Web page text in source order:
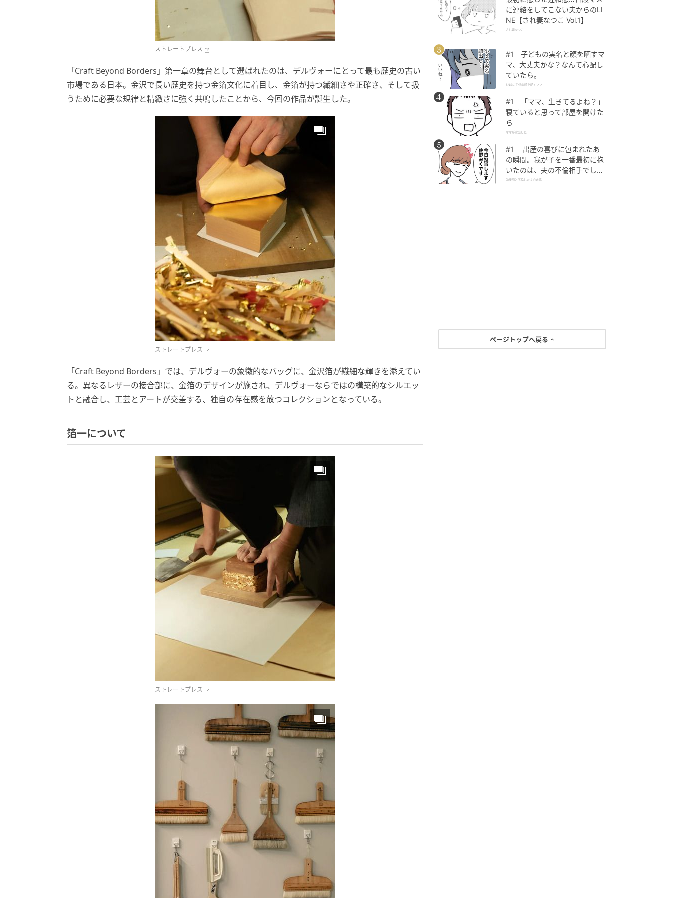
ストレートプレス
「Craft Beyond Borders」第一章の舞台として選ばれたのは、デルヴォーにとって最も歴史の古い
市場である日本。金沢で長い歴史を持つ金箔文化に着目し、金箔が持つ繊細さや正確さ、そして扱
うために必要な規律と精緻さに強く共鳴したことから、今回の作品が誕生した。
ストレートプレス
「Craft Beyond Borders」では、デルヴォーの象徴的なバッグに、金沢箔が繊細な輝きを添えてい
る。異なるレザーの接合部に、金箔のデザインが施され、デルヴォーならではの構築的なシルエッ
トと融合し、工芸とアートが交差する、独自の存在感を放つコレクションとなっている。
箔一について
ストレートプレス
に連絡をしてこない夫からのLI
NE【され妻なつこ Vol.1】
され妻なつこ
#1 子どもの実名と顔を晒すマ
マ、大丈夫かな？なんて心配し
ていたら。
SNSに子供の顔を晒すママ
#1 「ママ、生きてるよね？」
寝ていると思って部屋を開けた
ら
ママが家出した
#1 出産の喜びに包まれたあ
の瞬間。我が子を一番最初に抱
いたのは、夫の不倫相手でし
た。
助産師と不倫した夫の末路
ページトップへ戻る